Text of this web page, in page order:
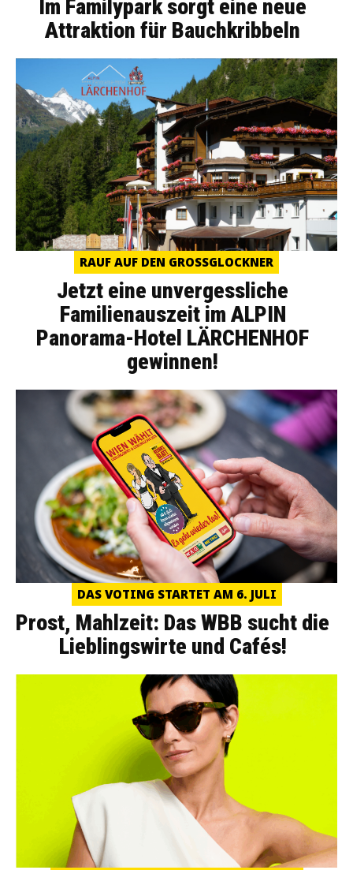
Im Familypark sorgt eine neue
Attraktion für Bauchkribbeln
RAUF AUF DEN GROSSGLOCKNER
Jetzt eine unvergessliche
Familienauszeit im ALPIN
Panorama-Hotel LÄRCHENHOF
gewinnen!
DAS VOTING STARTET AM 6. JULI
Prost, Mahlzeit: Das WBB sucht die
Lieblingswirte und Cafés!